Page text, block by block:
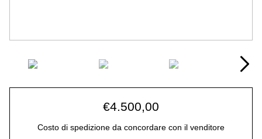
€4.500,00
Costo di spedizione da concordare con il venditore